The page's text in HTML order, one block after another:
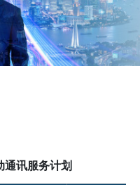
通讯服务计划